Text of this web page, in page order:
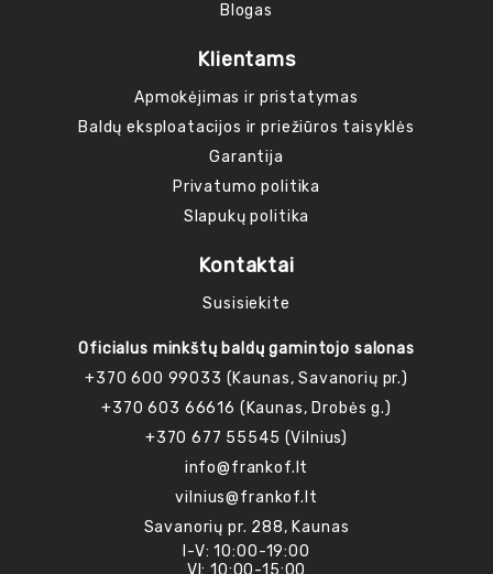
Blogas
Klientams
Apmokėjimas ir pristatymas
Baldų eksploatacijos ir priežiūros taisyklės
Garantija
Privatumo politika
Slapukų politika
Kontaktai
Susisiekite
Oficialus minkštų baldų gamintojo salonas
+370 600 99033 (Kaunas, Savanorių pr.)
+370 603 66616 (Kaunas, Drobės g.)
+370 677 55545 (Vilnius)
info@frankof.lt
vilnius@frankof.lt
Savanorių pr. 288, Kaunas
I-V: 10:00-19:00
VI: 10:00-15:00